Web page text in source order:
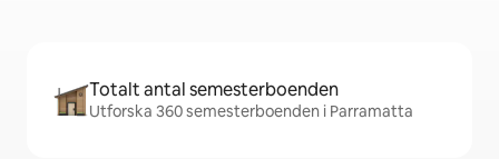
Totalt antal semesterboenden
Utforska 360 semesterboenden i Parramatta